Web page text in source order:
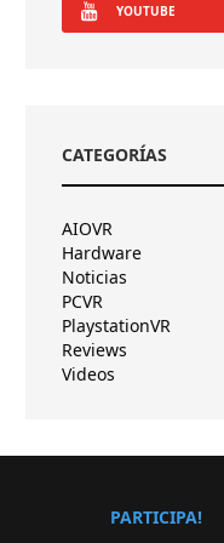
YOUTUBE
CATEGORÍAS
AIOVR
Hardware
Noticias
PCVR
PlaystationVR
Reviews
Videos
PARTICIPA!